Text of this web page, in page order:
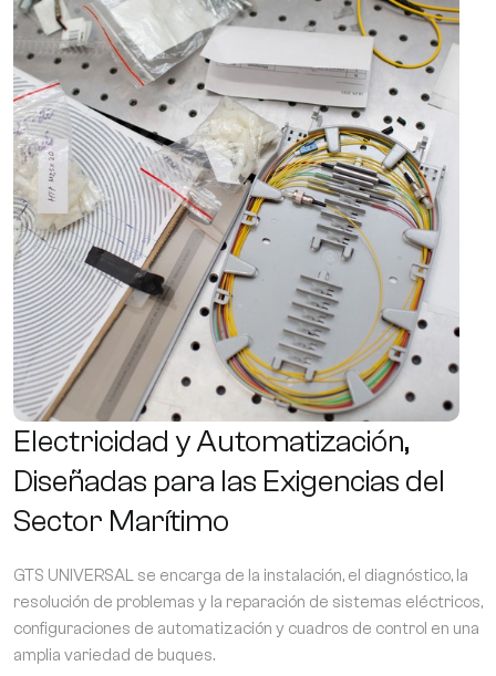
Electricidad y Automatización,
Diseñadas para las Exigencias del
Sector Marítimo
GTS UNIVERSAL se encarga de la instalación, el diagnóstico, la
resolución de problemas y la reparación de sistemas eléctricos,
configuraciones de automatización y cuadros de control en una
amplia variedad de buques.